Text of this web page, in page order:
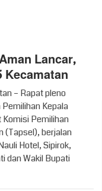
Lancar,
Kecamatan
– Rapat pleno
Kepala
Pemilihan
(Tapsel), berjalan
Hotel, Sipirok,
dan Wakil Bupati